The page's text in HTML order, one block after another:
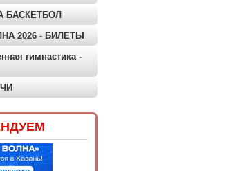
БАСКЕТБОЛ
2026 - БИЛЕТЫ
гимнастика -